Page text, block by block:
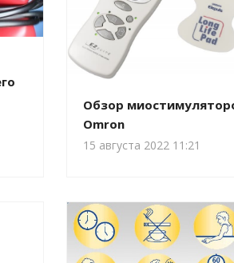
Обзор
Omron
15 августа 2022 11:21